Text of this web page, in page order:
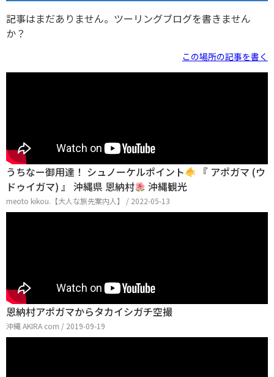
記事はまだありません。ツーリングブログを書きません
か？
この場所の記事を書く
うちなー御用達！ シュノーケルポイント
『 アポガマ (ウ
ドゥイガマ) 』 沖縄県 恩納村
沖縄観光
meoto kikou.【大人な旅先案内人】 / 2022-05-13
恩納村アポガマからタカイシガチ空撮
沖縄 AKIRA com / 2019-09-19